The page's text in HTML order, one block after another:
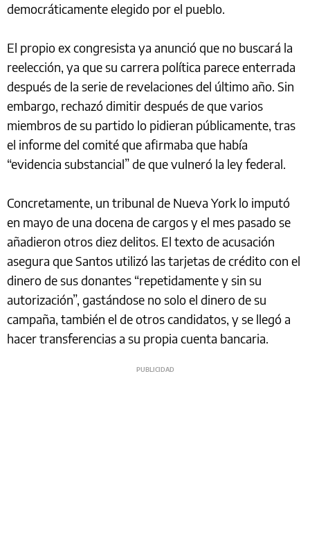
democráticamente elegido por el pueblo.
El propio ex congresista ya anunció que no buscará la
reelección, ya que su carrera política parece enterrada
después de la serie de revelaciones del último año. Sin
embargo, rechazó dimitir después de que varios
miembros de su partido lo pidieran públicamente, tras
el informe del comité que afirmaba que había
“evidencia substancial” de que vulneró la ley federal.
Concretamente, un tribunal de Nueva York lo imputó
en mayo de una docena de cargos y el mes pasado se
añadieron otros diez delitos. El texto de acusación
asegura que Santos utilizó las tarjetas de crédito con el
dinero de sus donantes “repetidamente y sin su
autorización”, gastándose no solo el dinero de su
campaña, también el de otros candidatos, y se llegó a
hacer transferencias a su propia cuenta bancaria.